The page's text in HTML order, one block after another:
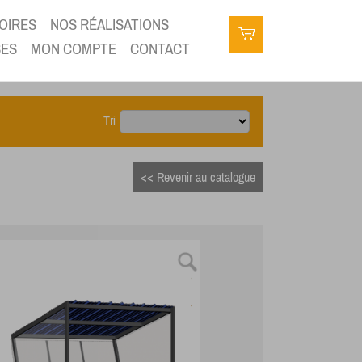
NOS RÉALISATIONS
MON COMPTE CONTACT
Tri
<< Revenir au catalogue